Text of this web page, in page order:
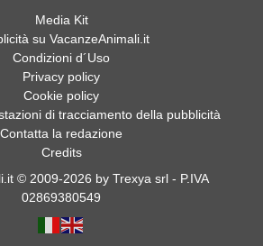
Media Kit
su VacanzeAnimali.it
Condizioni d´Uso
Privacy policy
Cookie policy
di tracciamento della pubblicità
Contatta la redazione
Credits
© 2009-2026 by Trexya srl - P.IVA
02869380549